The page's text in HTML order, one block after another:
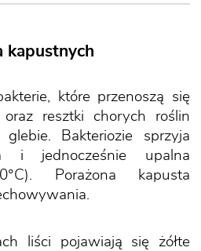
kapustnych
które przenoszą się
resztki chorych roślin
Bakteriozie sprzyja
i jednocześnie upalna
Porażona kapusta
liści pojawiają się żółte